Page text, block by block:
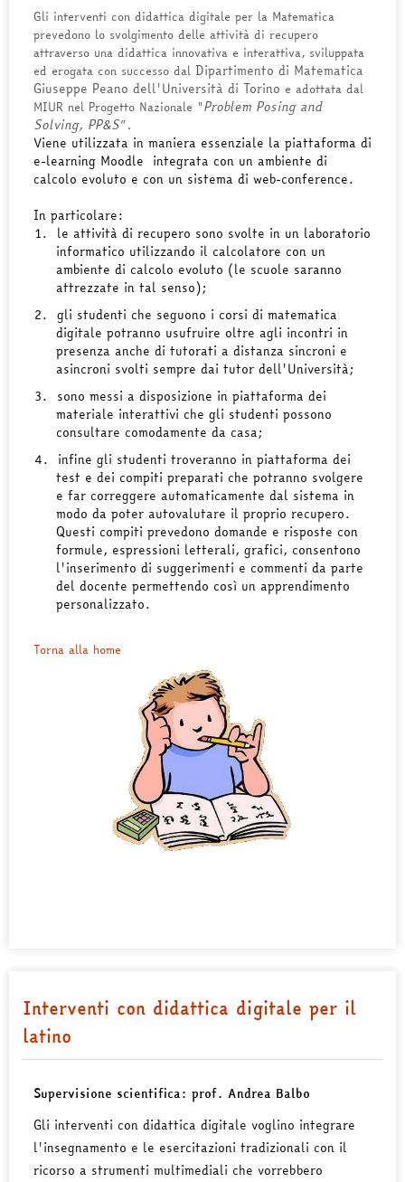
Gli interventi con didattica digitale per la Matematica
prevedono lo svolgimento delle attività di recupero
attraverso una didattica innovativa e interattiva, sviluppata
ed erogata con successo dal Dipartimento di Matematica
Giuseppe Peano dell'Università di Torino e adottata dal
MIUR nel Progetto Nazionale "Problem Posing and
Solving, PP&S”.
Viene utilizzata in maniera essenziale la piattaforma di
e-learning Moodle integrata con un ambiente di
calcolo evoluto e con un sistema di web-conference.
In particolare:
1. le attività di recupero sono svolte in un laboratorio
informatico utilizzando il calcolatore con un
ambiente di calcolo evoluto (le scuole saranno
attrezzate in tal senso);
2. gli studenti che seguono i corsi di matematica
digitale potranno usufruire oltre agli incontri in
presenza anche di tutorati a distanza sincroni e
asincroni svolti sempre dai tutor dell'Università;
3. sono messi a disposizione in piattaforma dei
materiale interattivi che gli studenti possono
consultare comodamente da casa;
4. infine gli studenti troveranno in piattaforma dei
test e dei compiti preparati che potranno svolgere
e far correggere automaticamente dal sistema in
modo da poter autovalutare il proprio recupero.
Questi compiti prevedono domande e risposte con
formule, espressioni letterali, grafici, consentono
l'inserimento di suggerimenti e commenti da parte
del docente permettendo così un apprendimento
personalizzato.
Torna alla home
Interventi con didattica digitale per il
latino
Supervisione scientifica: prof. Andrea Balbo
Gli interventi con didattica digitale voglino integrare
l'insegnamento e le esercitazioni tradizionali con il
ricorso a strumenti multimediali che vorrebbero